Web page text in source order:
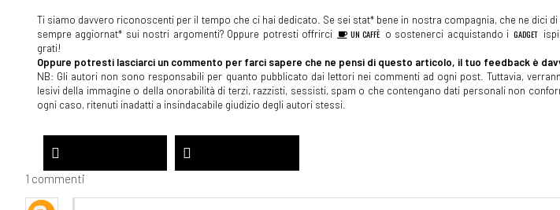
Ti siamo davvero riconoscenti per il tempo che ci hai dedicato. Se sei stat* bene in nostra compagnia, che ne dici
sempre aggiornat* sui nostri argomenti? Oppure potresti offrirci
UN CAFFÈ o sostenerci acquistando i GADGET
grati!
Oppure potresti lasciarci un commento per farci sapere che ne pensi di questo articolo, il tuo feedback è
NB: Gli autori non sono responsabili per quanto pubblicato dai lettori nei commenti ad ogni post. Tuttavia,
lesivi della immagine o della onorabilità di terzi, razzisti, sessisti, spam o che contengano dati personali non
ogni caso, ritenuti inadatti a insindacabile giudizio degli autori stessi.
1 commenti